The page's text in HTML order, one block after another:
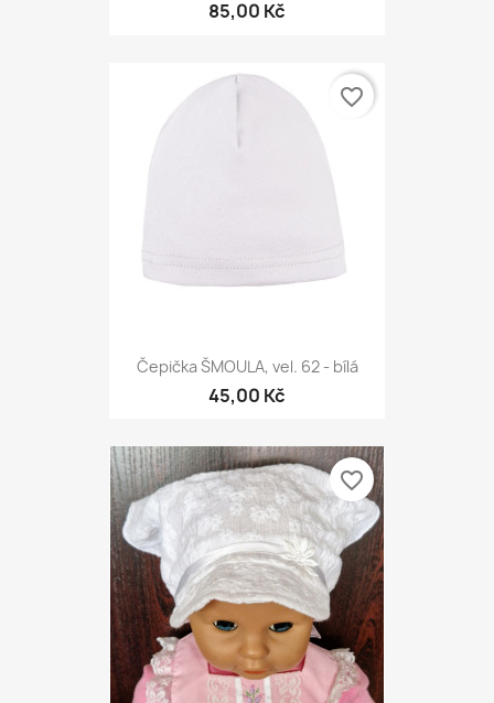
85,00 Kč
Čepička ŠMOULA, vel. 62 - bílá
45,00 Kč
favorite_border
favorite_border